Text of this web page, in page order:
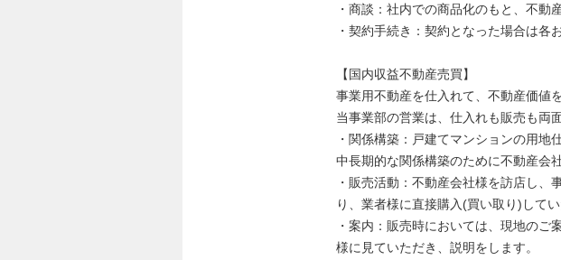
・商談：社内での商品化のもと、不動
・契約手続き：契約となった場合は各
【国内収益不動産売買】
事業用不動産を仕入れて、不動産価値
当事業部の営業は、仕入れも販売も両
・関係構築：戸建てマンションの用
中長期的な関係構築のために不動産会
・販売活動：不動産会社様を訪店し
り、業者様に直接購入(買い取り)してい
・案内：販売時においては、現地の
様に見ていただき、説明をします。